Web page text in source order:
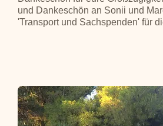
und Dankeschön an Sonii und
'Transport und Sachspenden' für